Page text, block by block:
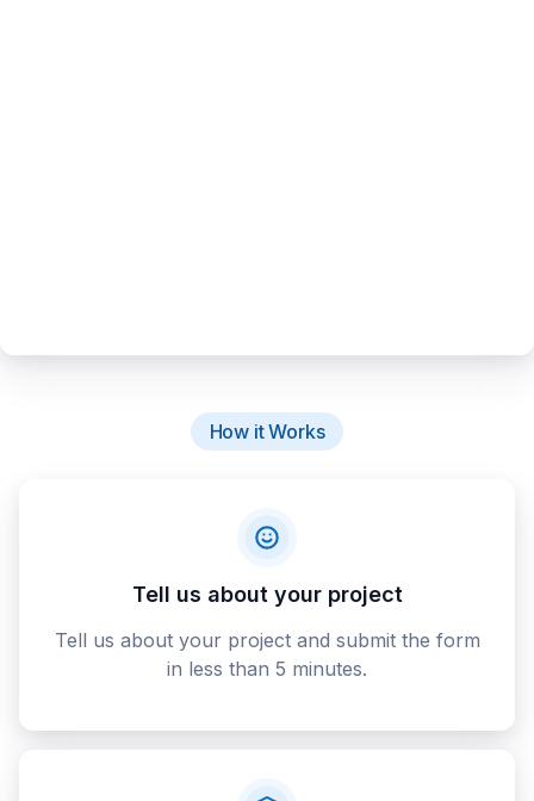
How it Works
Tell us about your project
Tell us about your project and submit the form
in less than 5 minutes.